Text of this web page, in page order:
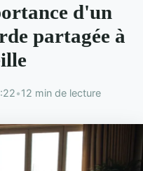
d'un
partagée à
•12 min de lecture